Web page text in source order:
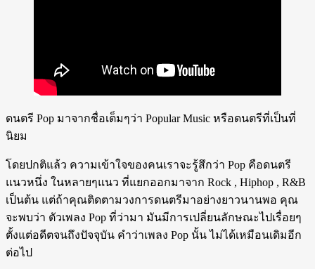
ดนตรี Pop มาจากชื่อเต็มๆว่า Popular Music หรือดนตรีที่เป็นที่
นิยม
โดยปกติแล้ว ความเข้าใจของคนเราจะรู้สึกว่า Pop คือดนตรี
แนวหนึ่ง ในหลายๆแนว ที่แยกออกมาจาก Rock , Hiphop , R&B
เป็นต้น แต่ถ้าคุณติดตามวงการดนตรีมาอย่างยาวนานพอ คุณ
จะพบว่า ตัวเพลง Pop ที่ว่ามา มันมีการเปลี่ยนลักษณะไปเรื่อยๆ
ตั้งแต่อดีตจนถึงปัจจุบัน คำว่าเพลง Pop นั้น ไม่ได้เหมือนเดิมอีก
ต่อไป